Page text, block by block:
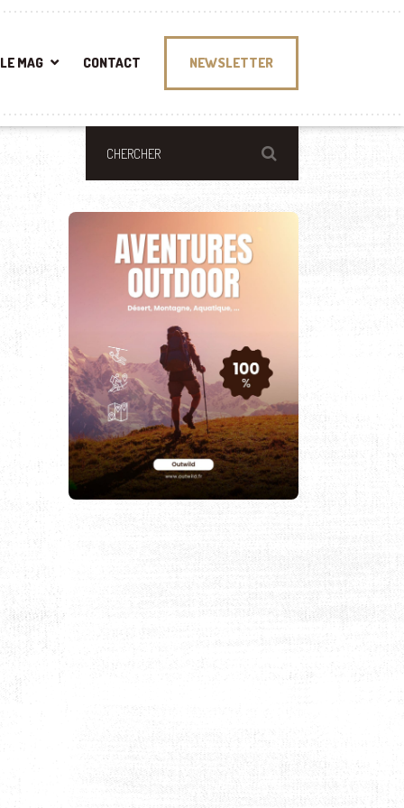
LE MAG CONTACT NEWSLETTER